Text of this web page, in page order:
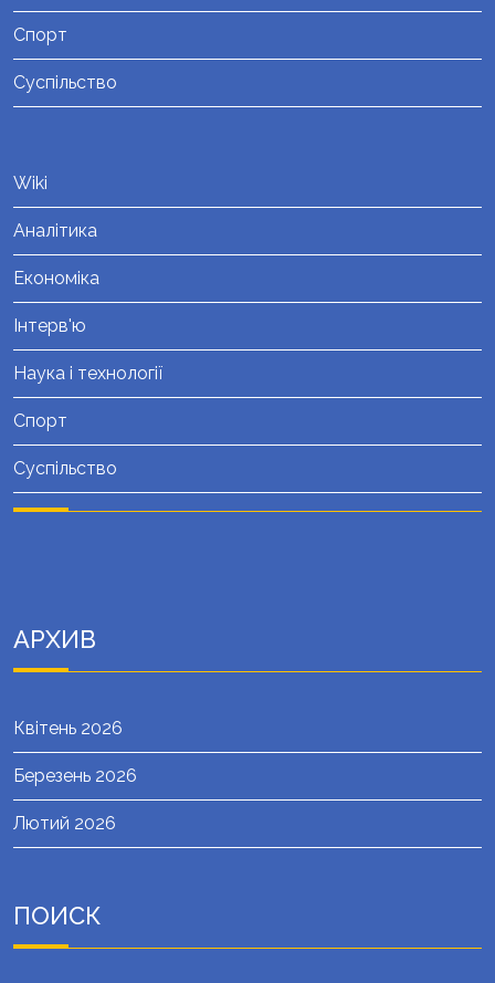
Спорт
Суспільство
Wiki
Аналітика
Економіка
Інтерв'ю
Наука і технології
Спорт
Суспільство
АРХИВ
Квітень 2026
Березень 2026
Лютий 2026
ПОИСК